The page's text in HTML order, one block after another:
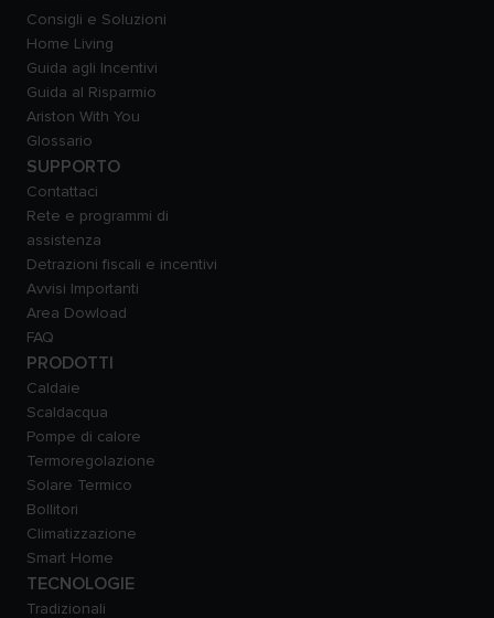
Consigli e Soluzioni
Home Living
Guida agli Incentivi
Guida al Risparmio
Ariston With You
Glossario
SUPPORTO
Contattaci
Rete e programmi di
assistenza
Detrazioni fiscali e incentivi
Avvisi Importanti
Area Dowload
FAQ
PRODOTTI
Caldaie
Scaldacqua
Pompe di calore
Termoregolazione
Solare Termico
Bollitori
Climatizzazione
Smart Home
TECNOLOGIE
Tradizionali